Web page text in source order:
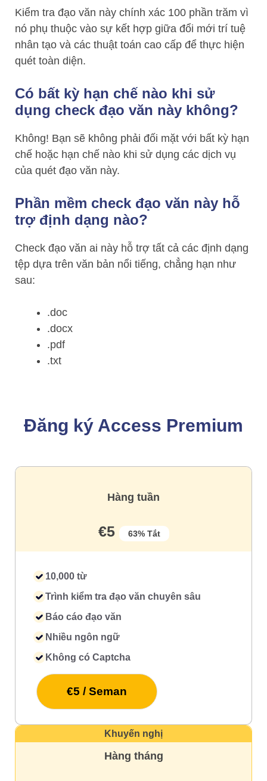
Kiểm tra đạo văn này chính xác 100 phần trăm vì
nó phụ thuộc vào sự kết hợp giữa đổi mới trí tuệ
nhân tạo và các thuật toán cao cấp để thực hiện
quét toàn diện.
Có bất kỳ hạn chế nào khi sử
dụng check đạo văn này không?
Không! Bạn sẽ không phải đối mặt với bất kỳ hạn
chế hoặc hạn chế nào khi sử dụng các dịch vụ
của quét đạo văn này.
Phần mềm check đạo văn này hỗ
trợ định dạng nào?
Check đạo văn ai này hỗ trợ tất cả các định dạng
tệp dựa trên văn bản nổi tiếng, chẳng hạn như
sau:
.doc
.docx
.pdf
.txt
Đăng ký Access Premium
Hàng tuần
€5 63% Tắt
10,000 từ
Trình kiểm tra đạo văn chuyên sâu
Báo cáo đạo văn
Nhiều ngôn ngữ
Không có Captcha
€5 / Seman
Khuyến nghị
Hàng tháng